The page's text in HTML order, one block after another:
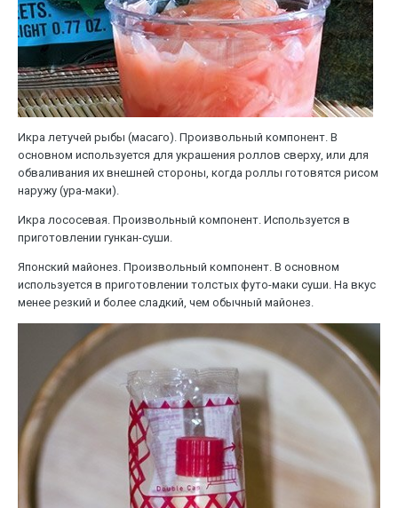
Икра летучей рыбы (масаго). Произвольный компонент. В
основном используется для украшения роллов сверху, или для
обваливания их внешней стороны, когда роллы готовятся рисом
наружу (ура-маки).
Икра лососевая. Произвольный компонент. Используется в
приготовлении гункан-суши.
Японский майонез. Произвольный компонент. В основном
используется в приготовлении толстых футо-маки суши. На вкус
менее резкий и более сладкий, чем обычный майонез.